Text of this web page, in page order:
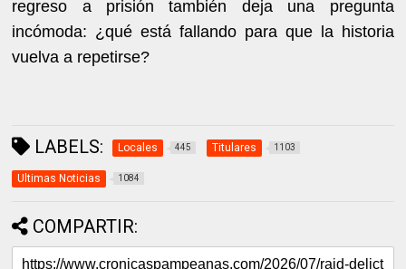
regreso a prisión también deja una pregunta
incómoda: ¿qué está fallando para que la historia
vuelva a repetirse?
LABELS: Locales 445 Titulares 1103
Ultimas Noticias 1084
COMPARTIR: